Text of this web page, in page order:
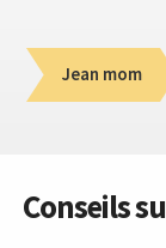
Jean mom
Conseils